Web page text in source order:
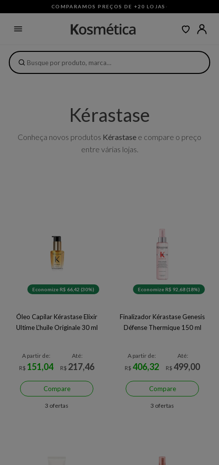
COMPARAMOS PREÇOS DE +20 LOJAS ·
Kérastase
Conheça novos produtos Kérastase e compare o preço
entre várias lojas.
Economize R$ 66,42 (30%)
Óleo Capilar Kérastase Elixir
Ultime L'huile Originale 30 ml
A partir de:
R$ 151,04
Até:
R$ 217,46
Compare
3 ofertas
Economize R$ 92,68 (18%)
Finalizador Kérastase Genesis
Défense Thermique 150 ml
A partir de:
R$ 406,32
Até:
R$ 499,00
Compare
3 ofertas